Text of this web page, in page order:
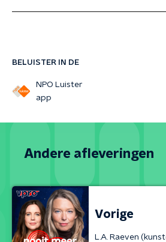
BELUISTER IN DE
NPO Luister
app
Andere afleveringen
Vorige
L.A. Raeven